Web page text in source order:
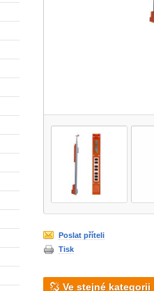
Poslat příteli
Tisk
Ve stejné kategorii